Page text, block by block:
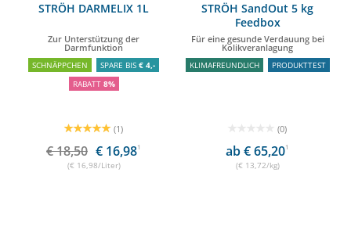
STRÖH DARMELIX 1L
Zur Unterstützung der
Darmfunktion
SCHNÄPPCHEN SPARE BIS € 4,-
RABATT 8%
(1)
€ 18,50 € 16,981
(€ 16,98/Liter)
STRÖH SandOut 5 kg
Feedbox
Für eine gesunde Verdauung bei
Kolikveranlagung
KLIMAFREUNDLICH PRODUKTTEST
(0)
ab € 65,201
(€ 13,72/kg)